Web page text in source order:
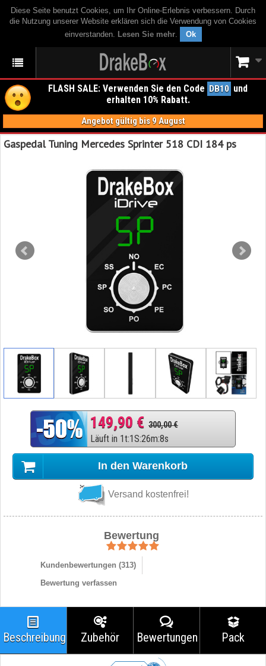
Diese Seite benutzt Cookies, um Ihr Online-Erlebnis verbessern. Durch
die Nutzung unserer Website erklären sich die Verwendung von Cookies
einverstanden. Lesen Sie mehr. Ok
FLASH SALE: Verwenden Sie den Code DB10 und
erhalten 10% Rabatt.
Angebot gültig bis 9 August
Gaspedal Tuning Mercedes Sprinter 518 CDI 184 ps
149,90 € 300,00 €
Läuft in 1t:1S:26m:7s
In den Warenkorb
Versand kostenfrei!
Bewertung
Kundenbewertungen (313)
Bewertung verfassen
Beschreibung Zubehör Bewertungen Pack